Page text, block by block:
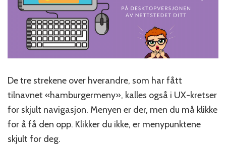
De tre strekene over hverandre, som har fått
tilnavnet «hamburgermeny», kalles også i UX-kretser
for skjult navigasjon. Menyen er der, men du må klikke
for å få den opp. Klikker du ikke, er menypunktene
skjult for deg.